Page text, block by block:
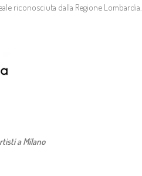
riconosciuta dalla Regione Lombardia.
a Milano